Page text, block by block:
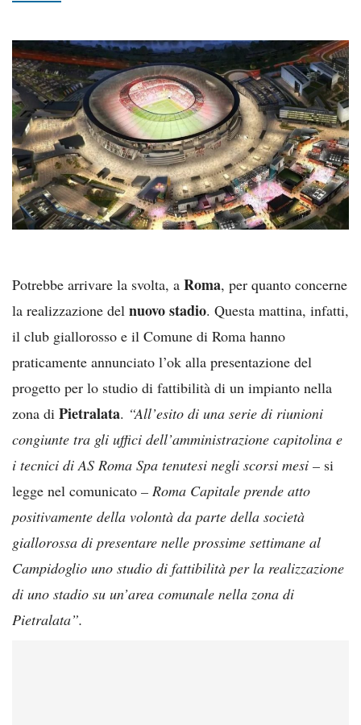
Potrebbe arrivare la svolta, a Roma, per quanto concerne
la realizzazione del nuovo stadio. Questa mattina, infatti,
il club giallorosso e il Comune di Roma hanno
praticamente annunciato l’ok alla presentazione del
progetto per lo studio di fattibilità di un impianto nella
zona di Pietralata. “All’esito di una serie di riunioni
congiunte tra gli uffici dell’amministrazione capitolina e
i tecnici di AS Roma Spa tenutesi negli scorsi mesi – si
legge nel comunicato – Roma Capitale prende atto
positivamente della volontà da parte della società
giallorossa di presentare nelle prossime settimane al
Campidoglio uno studio di fattibilità per la realizzazione
di uno stadio su un’area comunale nella zona di
Pietralata”.